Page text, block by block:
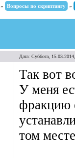
» Вопросы по скриптингу »
Дата: Суббота,
Так вот
У меня
фракцию
том